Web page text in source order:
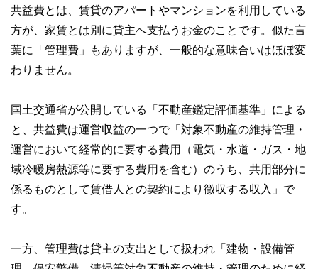
共益費とは、賃貸のアパートやマンションを利用している
方が、家賃とは別に貸主へ支払うお金のことです。似た言
葉に「管理費」もありますが、一般的な意味合いはほぼ変
わりません。
国土交通省が公開している「不動産鑑定評価基準」による
と、共益費は運営収益の一つで「対象不動産の維持管理・
運営において経常的に要する費用（電気・水道・ガス・地
域冷暖房熱源等に要する費用を含む）のうち、共用部分に
係るものとして賃借人との契約により徴収する収入」で
す。
一方、管理費は貸主の支出として扱われ「建物・設備管